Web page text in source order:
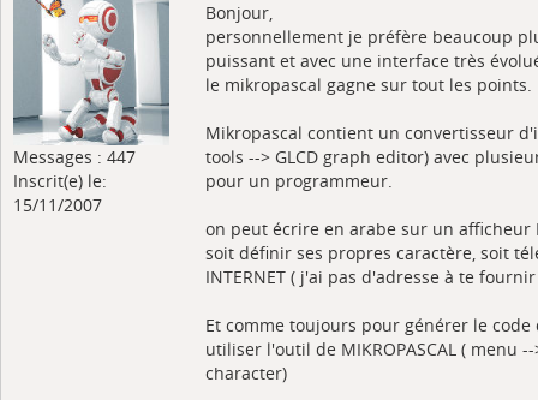
Messages : 447
Inscrit(e) le:
15/11/2007
Bonjour,
personnellement je préfère beaucoup
puissant et avec une interface très
le mikropascal gagne sur tout les points.
Mikropascal contient un convertisseur
tools --> GLCD graph editor) avec
pour un programmeur.
on peut écrire en arabe sur un afficheur
soit définir ses propres caractère, soit
INTERNET ( j'ai pas d'adresse à te
Et comme toujours pour générer le
utiliser l'outil de MIKROPASCAL ( menu
character)